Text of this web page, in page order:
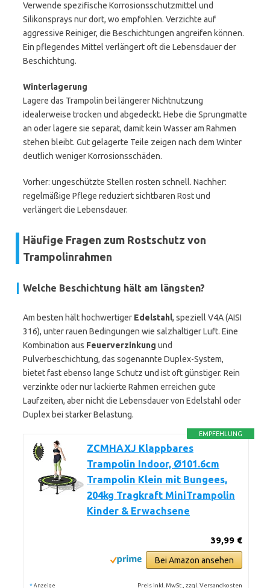
Verwende spezifische Korrosionsschutzmittel und
Silikonsprays nur dort, wo empfohlen. Verzichte auf
aggressive Reiniger, die Beschichtungen angreifen können.
Ein pflegendes Mittel verlängert oft die Lebensdauer der
Beschichtung.
Winterlagerung
Lagere das Trampolin bei längerer Nichtnutzung
idealerweise trocken und abgedeckt. Hebe die Sprungmatte
an oder lagere sie separat, damit kein Wasser am Rahmen
stehen bleibt. Gut gelagerte Teile zeigen nach dem Winter
deutlich weniger Korrosionsschäden.
Vorher: ungeschützte Stellen rosten schnell. Nachher:
regelmäßige Pflege reduziert sichtbaren Rost und
verlängert die Lebensdauer.
Häufige Fragen zum Rostschutz von
Trampolinrahmen
Welche Beschichtung hält am längsten?
Am besten hält hochwertiger Edelstahl, speziell V4A (AISI
316), unter rauen Bedingungen wie salzhaltiger Luft. Eine
Kombination aus Feuerverzinkung und
Pulverbeschichtung, das sogenannte Duplex-System,
bietet fast ebenso lange Schutz und ist oft günstiger. Rein
verzinkte oder nur lackierte Rahmen erreichen gute
Laufzeiten, aber nicht die Lebensdauer von Edelstahl oder
Duplex bei starker Belastung.
EMPFEHLUNG
ZCMHAXJ Klappbares
Trampolin Indoor, Ø101.6cm
Trampolin Klein mit Bungees,
204kg Tragkraft MiniTrampolin
Kinder & Erwachsene
39,99 €
Bei Amazon ansehen
* Anzeige Preis inkl. MwSt., zzgl. Versandkosten